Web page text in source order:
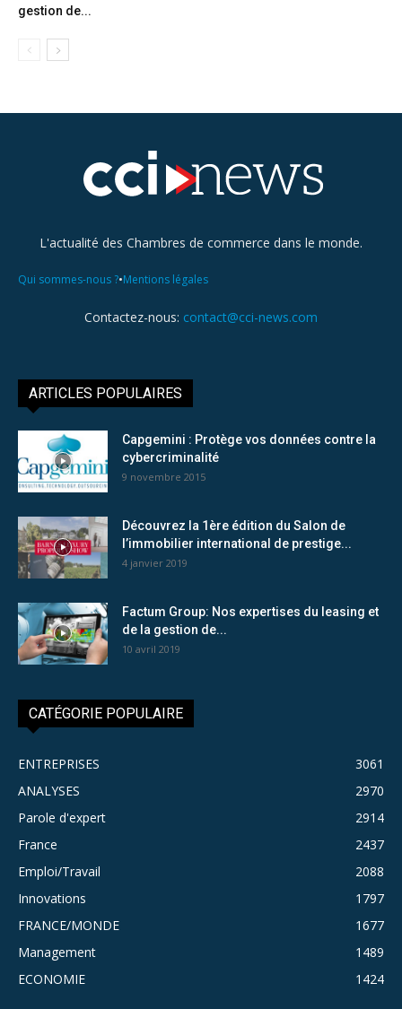
gestion de...
L'actualité des Chambres de commerce dans le monde.
Qui sommes-nous ?•Mentions légales
Contactez-nous: contact@cci-news.com
ARTICLES POPULAIRES
Capgemini : Protège vos données contre la
cybercriminalité
9 novembre 2015
Découvrez la 1ère édition du Salon de
l’immobilier international de prestige...
4 janvier 2019
Factum Group: Nos expertises du leasing et
de la gestion de...
10 avril 2019
CATÉGORIE POPULAIRE
ENTREPRISES
3061
ANALYSES
2970
Parole d'expert
2914
France
2437
Emploi/Travail
2088
Innovations
1797
FRANCE/MONDE
1677
Management
1489
ECONOMIE
1424